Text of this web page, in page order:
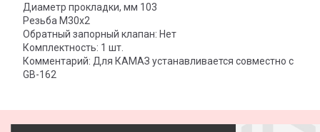
Диаметр прокладки, мм 103
Резьба M30x2
Обратный запорный клапан: Нет
Комплектность: 1 шт.
Комментарий: Для КАМАЗ устанавливается совместно с
GB-162